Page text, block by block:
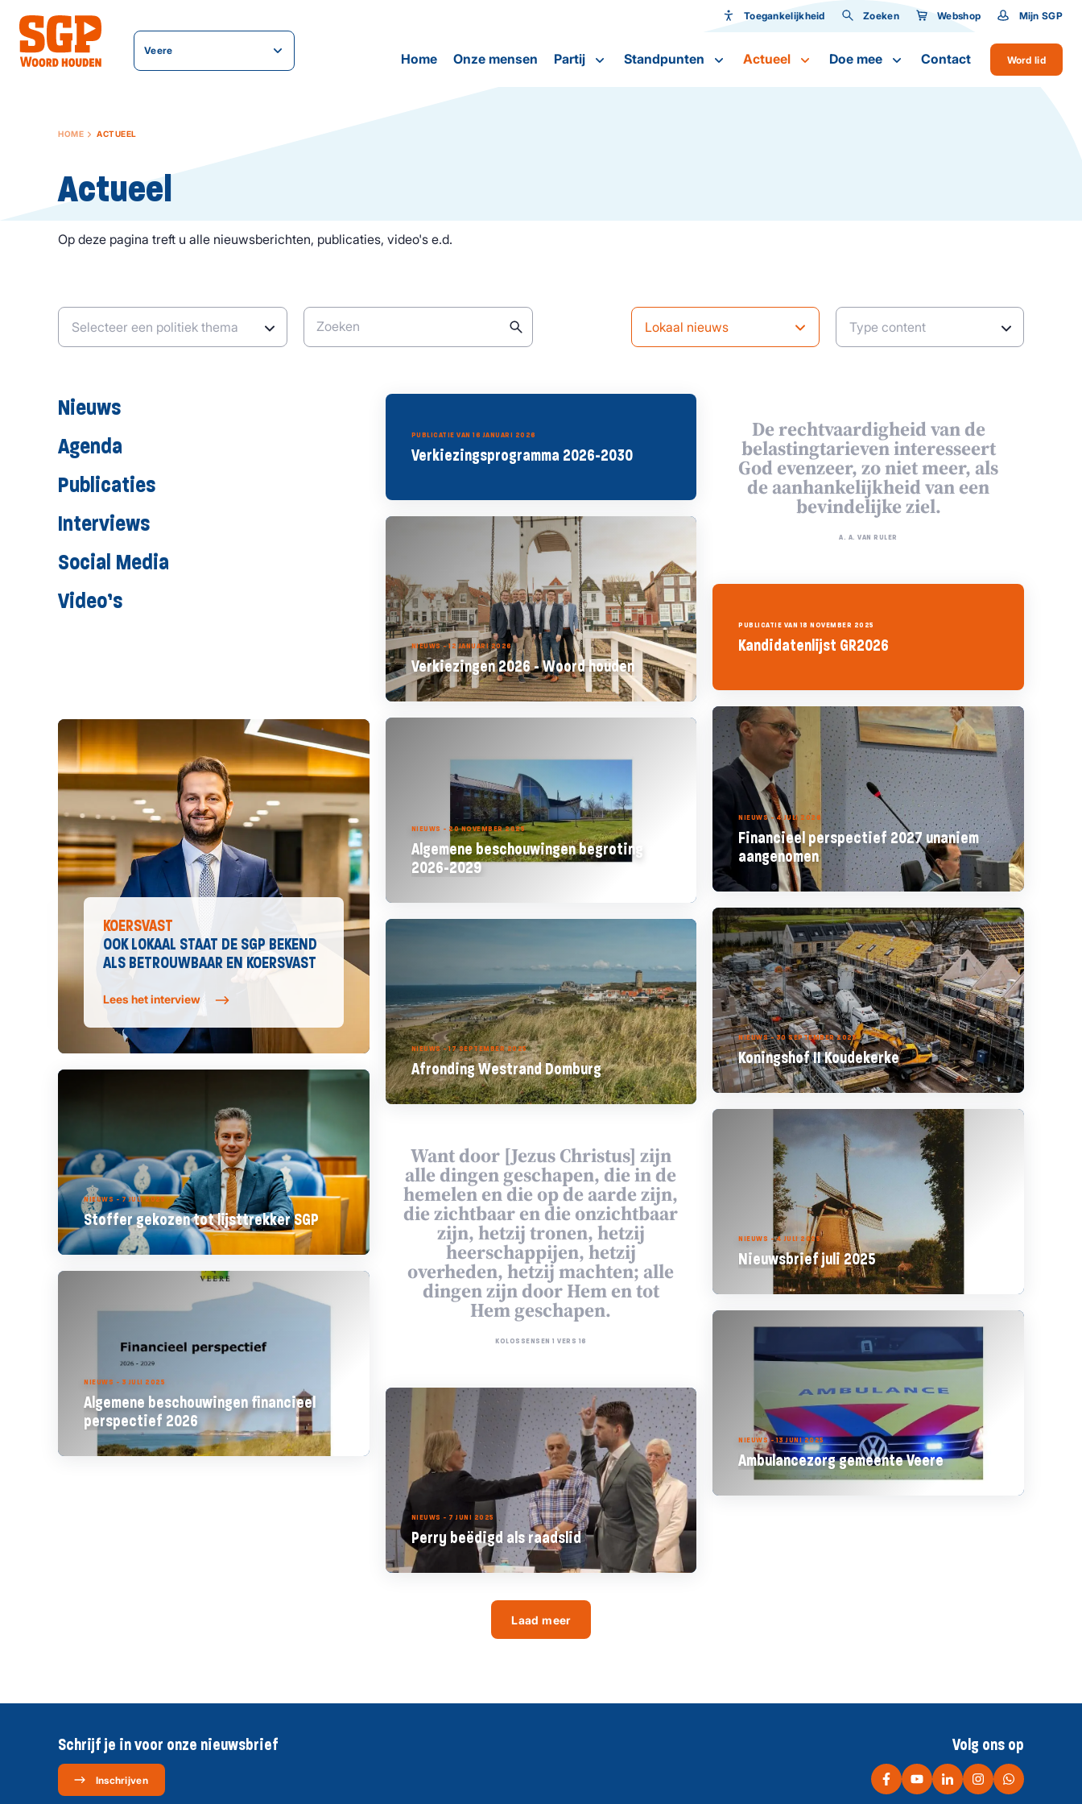
Toegankelijkheid Zoeken Webshop Mijn SGP
Veere
Word lid
Home Onze mensen Partij Standpunten Actueel Doe mee Contact
HOME ACTUEEL
Actueel
Op deze pagina treft u alle nieuwsberichten, publicaties, video's e.d.
Zoeken Lokaal nieuws
Nieuws
Agenda
Publicaties
Interviews
Social Media
Video’s
PUBLICATIE VAN 16 JANUARI 2026
Verkiezingsprogramma 2026-2030
De rechtvaardigheid van de
belastingtarieven interesseert
God evenzeer, zo niet meer, als
de aanhankelijkheid van een
bevindelijke ziel.
A. A. VAN RULER
NIEUWS - 12 JANUARI 2026
Verkiezingen 2026 - Woord houden
PUBLICATIE VAN 18 NOVEMBER 2025
Kandidatenlijst GR2026
NIEUWS - 4 JULI 2026
Financieel perspectief 2027 unaniem
aangenomen
NIEUWS - 20 NOVEMBER 2025
Algemene beschouwingen begroting
2026-2029
KOERSVAST
OOK LOKAAL STAAT DE SGP BEKEND
ALS BETROUWBAAR EN KOERSVAST
Lees het interview
NIEUWS - 30 SEPTEMBER 2025
Koningshof II Koudekerke
NIEUWS - 17 SEPTEMBER 2025
Afronding Westrand Domburg
NIEUWS - 7 JULI 2025
Stoffer gekozen tot lijsttrekker SGP
NIEUWS - 4 JULI 2025
Nieuwsbrief juli 2025
Want door [Jezus Christus] zijn
alle dingen geschapen, die in de
hemelen en die op de aarde zijn,
die zichtbaar en die onzichtbaar
zijn, hetzij tronen, hetzij
heerschappijen, hetzij
overheden, hetzij machten; alle
dingen zijn door Hem en tot
Hem geschapen.
KOLOSSENSEN 1 VERS 16
NIEUWS - 3 JULI 2025
Algemene beschouwingen financieel
perspectief 2026
NIEUWS - 13 JUNI 2025
Ambulancezorg gemeente Veere
NIEUWS - 7 JUNI 2025
Perry beëdigd als raadslid
Laad meer
Schrijf je in voor onze nieuwsbrief
Inschrijven
Volg ons op